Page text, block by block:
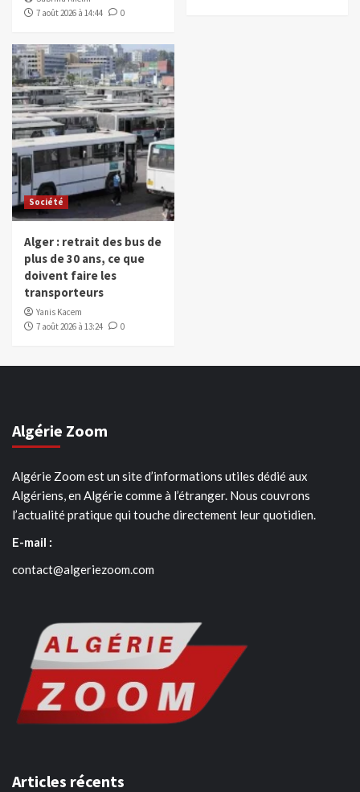
7 août 2026 à 14:44
0
Société
Alger : retrait des bus de
plus de 30 ans, ce que
doivent faire les
transporteurs
Yanis Kacem
7 août 2026 à 13:24
0
Algérie Zoom
Algérie Zoom est un site d’informations utiles dédié aux
Algériens, en Algérie comme à l’étranger. Nous couvrons
l’actualité pratique qui touche directement leur quotidien.
E-mail :
contact@algeriezoom.com
Articles récents